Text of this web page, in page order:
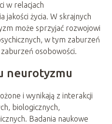
w relacjach
jakości życia. W skrajnych
może sprzyjać rozwojowi
w tym zaburzeń
osobowości.
neurotyzmu
i wynikają z interakcji
biologicznych,
Badania naukowe